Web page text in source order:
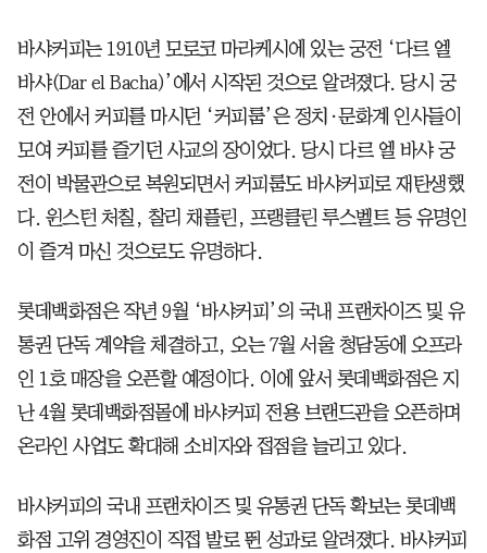
바샤커피는 1910년 모로코 마라케시에 있는 궁전 ‘다르 엘
바샤(Dar el Bacha)’에서 시작된 것으로 알려졌다. 당시 궁
전 안에서 커피를 마시던 ‘커피룸’은 정치·문화계 인사들이
모여 커피를 즐기던 사교의 장이었다. 당시 다르 엘 바샤 궁
전이 박물관으로 복원되면서 커피룸도 바샤커피로 재탄생했
다. 윈스턴 처칠, 찰리 채플린, 프랭클린 루스벨트 등 유명인
이 즐겨 마신 것으로도 유명하다.
롯데백화점은 작년 9월 ‘바샤커피’의 국내 프랜차이즈 및 유
통권 단독 계약을 체결하고, 오는 7월 서울 청담동에 오프라
인 1호 매장을 오픈할 예정이다. 이에 앞서 롯데백화점은 지
난 4월 롯데백화점몰에 바샤커피 전용 브랜드관을 오픈하며
온라인 사업도 확대해 소비자와 접점을 늘리고 있다.
바샤커피의 국내 프랜차이즈 및 유통권 단독 확보는 롯데백
화점 고위 경영진이 직접 발로 뛴 성과로 알려졌다. 바샤커피